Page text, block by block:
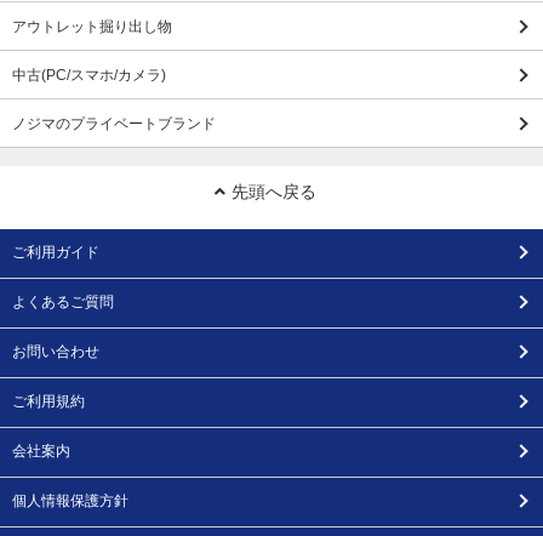
アウトレット掘り出し物
中古(PC/スマホ/カメラ)
ノジマのプライベートブランド
先頭へ戻る
ご利用ガイド
よくあるご質問
お問い合わせ
ご利用規約
会社案内
個人情報保護方針